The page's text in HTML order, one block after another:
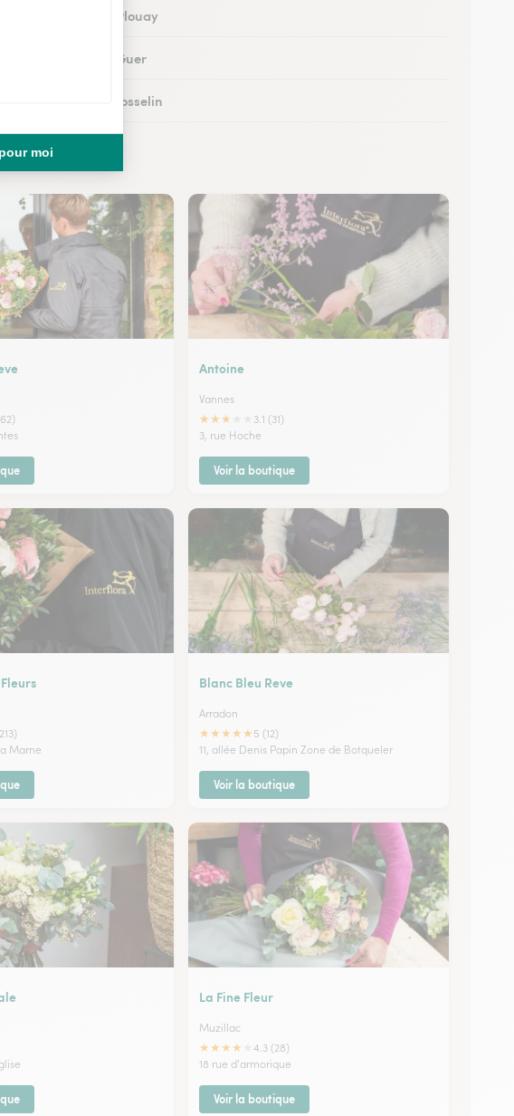
Fleuristes à Plouay
Fleuristes à Guer
Fleuristes à Josselin
Antoine
Vannes
★★★
3.1 (31)
3, rue Hoche
Voir la boutique
Marne
Blanc Bleu Reve
Arradon
★★★★★ 5 (12)
11, allée Denis Papin Zone de Botqueler
Voir la boutique
La Fine Fleur
Muzillac
★★★★
4.3 (28)
18 rue d'armorique
Voir la boutique